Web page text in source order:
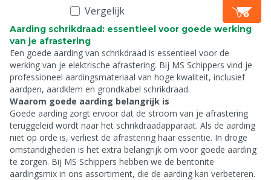
Vergelijk
Aarding schrikdraad: essentieel voor goede werking
van je afrastering
Een goede aarding van schrikdraad is essentieel voor de
werking van je elektrische afrastering. Bij MS Schippers vind je
professioneel aardingsmateriaal van hoge kwaliteit, inclusief
aardpen, aardklem en grondkabel schrikdraad.
Waarom goede aarding belangrijk is
Goede aarding zorgt ervoor dat de stroom van je afrastering
teruggeleid wordt naar het schrikdraadapparaat. Als de aarding
niet op orde is, verliest de afrastering haar essentie. In droge
omstandigheden is het extra belangrijk om voor goede aarding
te zorgen. Bij MS Schippers hebben we de bentonite
aardingsmix in ons assortiment, die de aarding kan verbeteren.